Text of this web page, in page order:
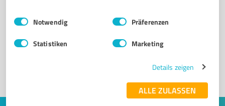
Impressum Datenschutzbestimmungen
Einwilligungsauswahl
Notwendig Präferenzen
Statistiken Marketing
Details zeigen
ALLE ZULASSEN
Registrieren Sie sich jetzt und werden Sie ein von